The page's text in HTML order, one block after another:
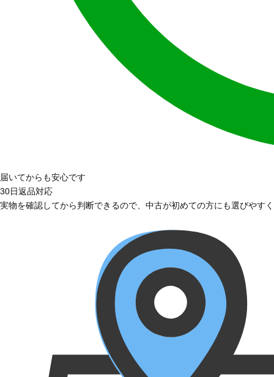
届いてからも安心です
30日返品対応
実物を確認してから判断できるので、中古が初めての方にも選びやす